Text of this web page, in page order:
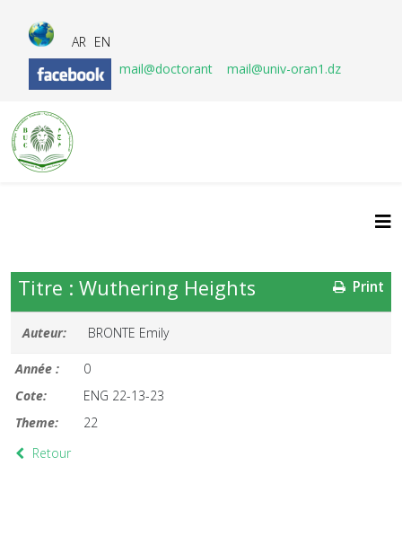
AR EN
mail@doctorant
mail@univ-oran1.dz
Print
Titre : Wuthering Heights
Auteur: BRONTE Emily
Année :
0
Cote:
ENG 22-13-23
Theme:
22
Retour